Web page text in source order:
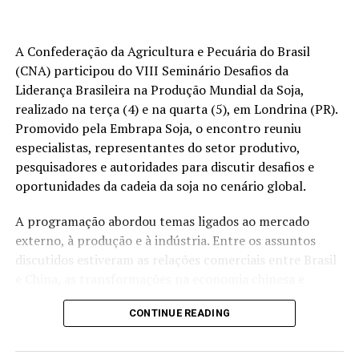
recall.
O surto está ligado a pimentas jalapeño importadas do
México, com 345 casos registrados em 27 Estados norte-
americanos e 36 hospitalizações. As autoridades
sanitárias mantêm a investigação sobre a distribuição do
produto e possíveis medidas adicionais de recolhimento.
O postSurto de salmonela nos EUA é ligado a pimentas
jalapeño do México apareceu primeiro em Canal Rural .
A Confederação da Agricultura e Pecuária do Brasil
(CNA) participou do VIII Seminário Desafios da
Liderança Brasileira na Produção Mundial da Soja,
realizado na terça (4) e na quarta (5), em Londrina (PR).
Promovido pela Embrapa Soja, o encontro reuniu
especialistas, representantes do setor produtivo,
pesquisadores e autoridades para discutir desafios e
oportunidades da cadeia da soja no cenário global.
A programação abordou temas ligados ao mercado
externo, à produção e à indústria. Entre os assuntos
discutidos estiveram as relações comerciais entre Brasil
estratégias para fortalecer a liderança brasileira no
O seminário também tratou dos efeitos das mudanças
CONTINUE READING